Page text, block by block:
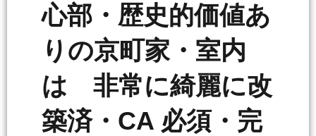
心部・歴史的価値あ
りの京町家・室内
は 非常に綺麗に改
築済・CA 必須・完